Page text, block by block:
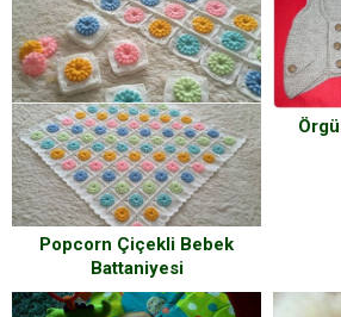
Popcorn Çiçekli Bebek
Battaniyesi